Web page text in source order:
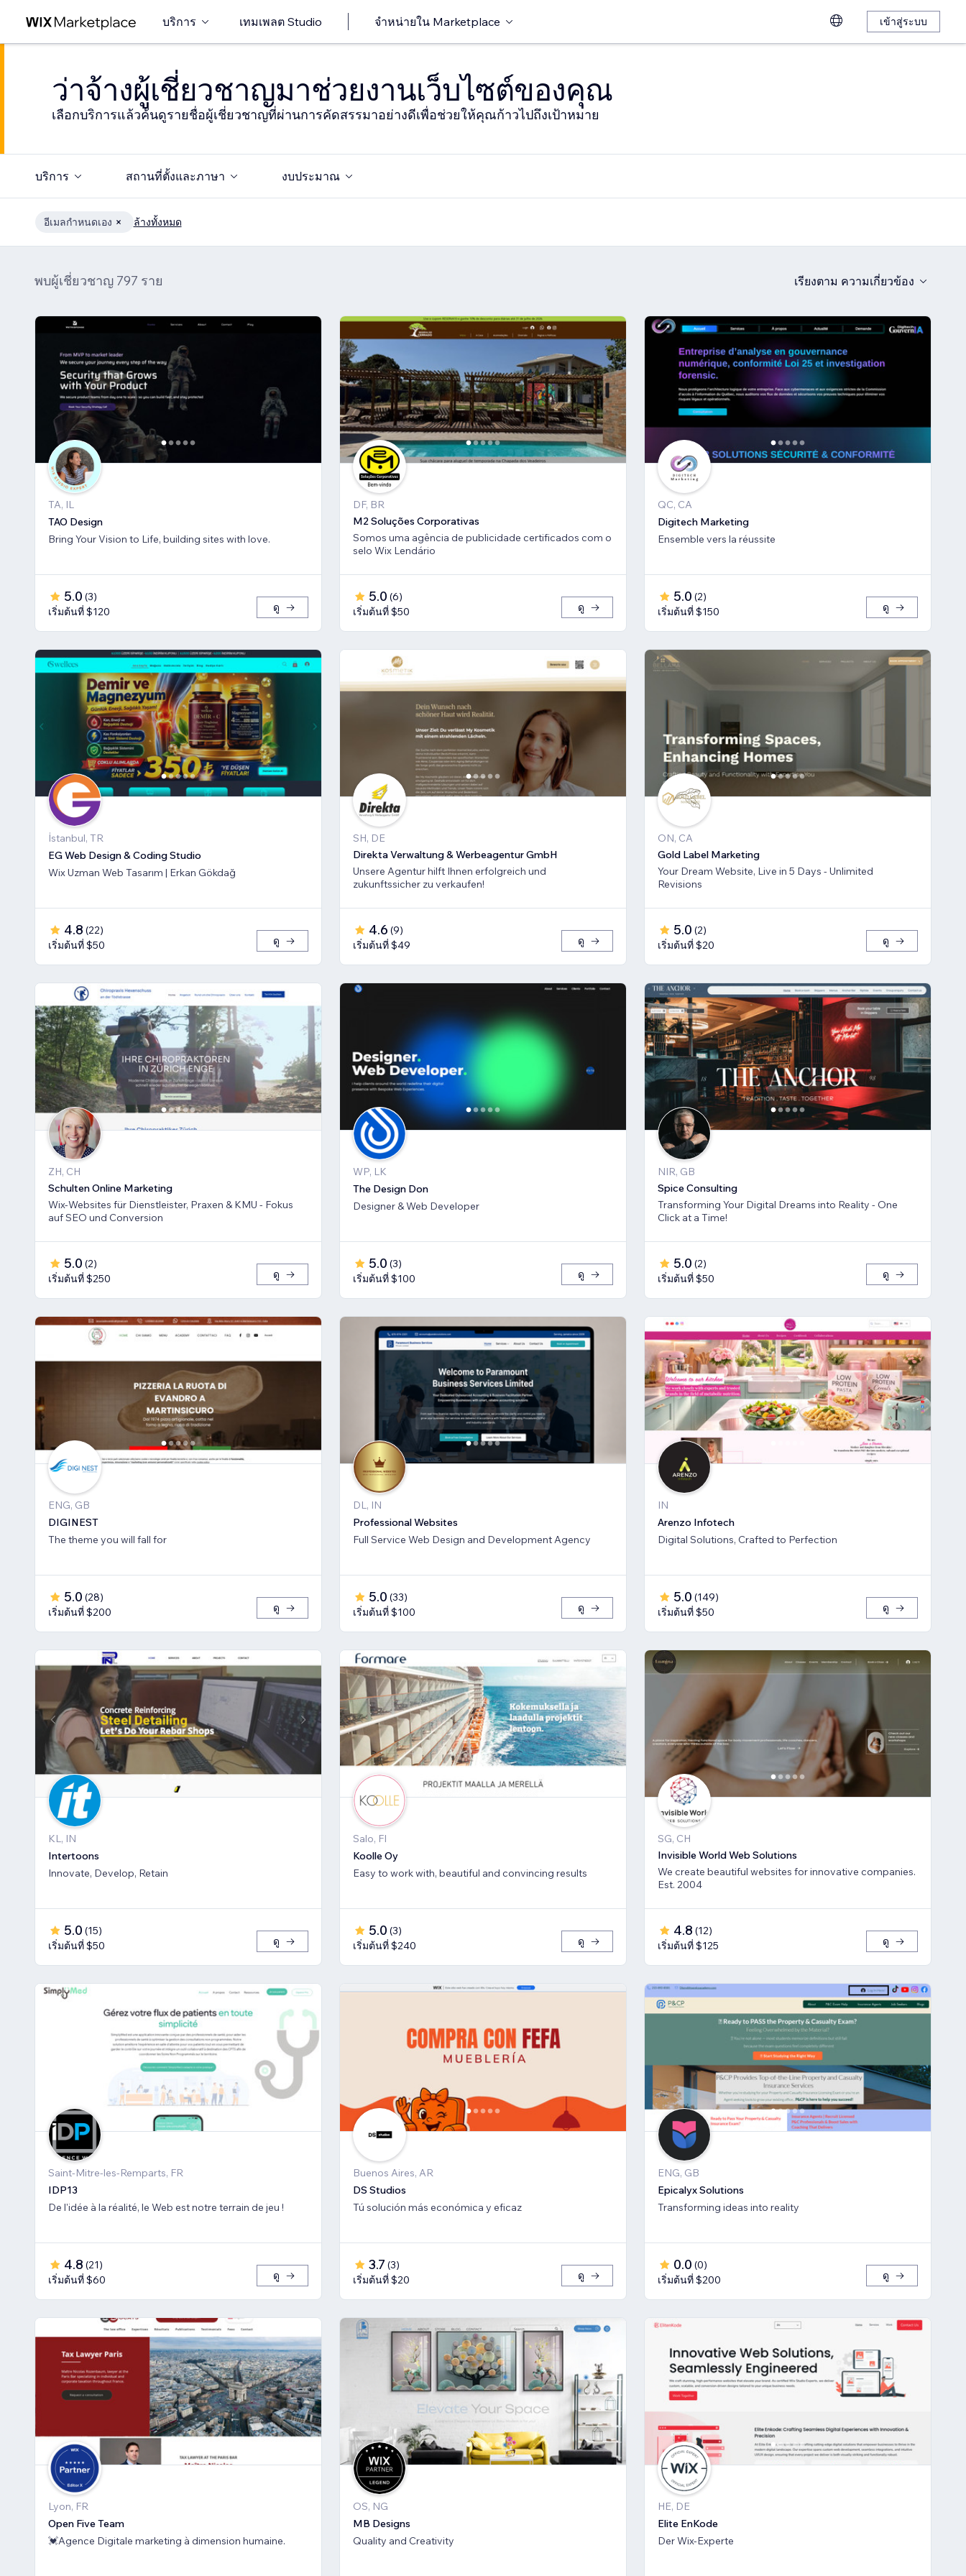
บริการ เทมเพลต Studio จำหน่ายใน Marketplace เข้าสู่ระบบ
ว่าจ้างผู้เชี่ยวชาญมาช่วยงานเว็บไซต์ของคุณ
เลือกบริการแล้วค้นดูรายชื่อผู้เชี่ยวชาญที่ผ่านการคัดสรรมาอย่างดีเพื่อช่วยให้คุณก้าวไปถึงเป้าหมาย
บริการ สถานที่ตั้งและภาษา งบประมาณ
อีเมลกำหนดเอง ล้างทั้งหมด
พบผู้เชี่ยวชาญ 797 ราย เรียงตาม ความเกี่ยวข้อง
TA, IL
TAO Design
Bring Your Vision to Life, building sites with love.
5.0 (3)
เริ่มต้นที่ $120
ดู
DF, BR
M2 Soluções Corporativas
Somos uma agência de publicidade certificados com o
selo Wix Lendário
5.0 (6)
เริ่มต้นที่ $50
ดู
QC, CA
Digitech Marketing
Ensemble vers la réussite
5.0 (2)
เริ่มต้นที่ $150
ดู
İstanbul, TR
EG Web Design & Coding Studio
Wix Uzman Web Tasarım | Erkan Gökdağ
4.8 (22)
เริ่มต้นที่ $50
ดู
SH, DE
Direkta Verwaltung & Werbeagentur GmbH
Unsere Agentur hilft Ihnen erfolgreich und
zukunftssicher zu verkaufen!
4.6 (9)
เริ่มต้นที่ $49
ดู
ON, CA
Gold Label Marketing
Your Dream Website, Live in 5 Days - Unlimited
Revisions
5.0 (2)
เริ่มต้นที่ $20
ดู
ZH, CH
Schulten Online Marketing
Wix-Websites für Dienstleister, Praxen & KMU - Fokus
auf SEO und Conversion
5.0 (2)
เริ่มต้นที่ $250
ดู
WP, LK
The Design Don
Designer & Web Developer
5.0 (3)
เริ่มต้นที่ $100
ดู
NIR, GB
Spice Consulting
Transforming Your Digital Dreams into Reality - One
Click at a Time!
5.0 (2)
เริ่มต้นที่ $50
ดู
ENG, GB
DIGINEST
The theme you will fall for
5.0 (28)
เริ่มต้นที่ $200
ดู
DL, IN
Professional Websites
Full Service Web Design and Development Agency
5.0 (33)
เริ่มต้นที่ $100
ดู
IN
Arenzo Infotech
Digital Solutions, Crafted to Perfection
5.0 (149)
เริ่มต้นที่ $50
ดู
KL, IN
Intertoons
Innovate, Develop, Retain
5.0 (15)
เริ่มต้นที่ $50
ดู
Salo, FI
Koolle Oy
Easy to work with, beautiful and convincing results
5.0 (3)
เริ่มต้นที่ $240
ดู
SG, CH
Invisible World Web Solutions
We create beautiful websites for innovative companies.
Est. 2004
4.8 (12)
เริ่มต้นที่ $125
ดู
Saint-Mitre-les-Remparts, FR
IDP13
De l'idée à la réalité, le Web est notre terrain de jeu !
4.8 (21)
เริ่มต้นที่ $60
ดู
Buenos Aires, AR
DS Studios
Tú solución más económica y eficaz
3.7 (3)
เริ่มต้นที่ $20
ดู
ENG, GB
Epicalyx Solutions
Transforming ideas into reality
0.0 (0)
เริ่มต้นที่ $200
ดู
Lyon, FR
Open Five Team
💓Agence Digitale marketing à dimension humaine.
OS, NG
MB Designs
Quality and Creativity
HE, DE
Elite EnKode
Der Wix-Experte